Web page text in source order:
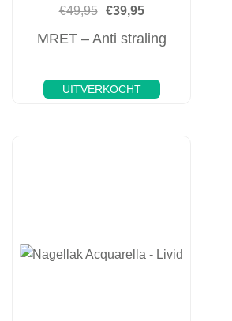
€49,95 €39,95
MRET – Anti straling
UITVERKOCHT